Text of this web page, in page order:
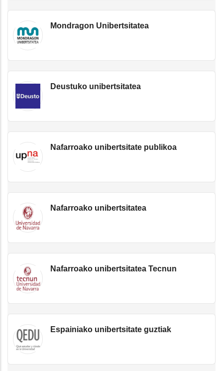
Mondragon Unibertsitatea
Deustuko unibertsitatea
Nafarroako unibertsitate publikoa
Nafarroako unibertsitatea
Nafarroako unibertsitatea Tecnun
Espainiako unibertsitate guztiak